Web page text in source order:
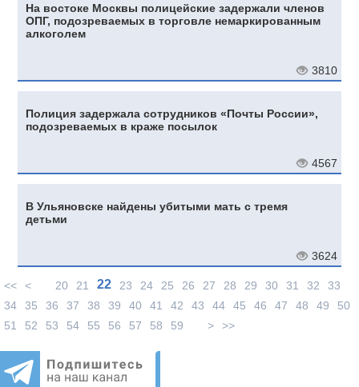
На востоке Москвы полицейские задержали членов
ОПГ, подозреваемых в торговле немаркированным
алкоголем
3810
Полиция задержала сотрудников «Почты России»,
подозреваемых в краже посылок
4567
В Ульяновске найдены убитыми мать с тремя
детьми
3624
<< < 20 21 22 23 24 25 26 27 28 29 30 31 32
33
34
35 36 37 38 39 40 41 42 43 44 45 46 47 48 49
50
51
52 53 54 55 56 57 58 59 > >>